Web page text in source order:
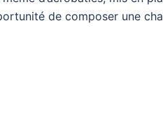
de composer une